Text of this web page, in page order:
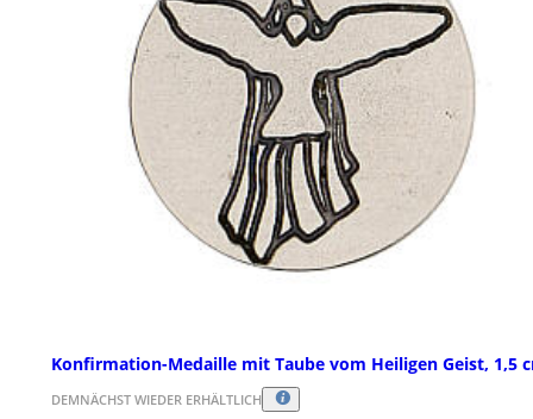
Konfirmation-Medaille mit Taube vom Heiligen Geist, 1,5
DEMNÄCHST WIEDER ERHÄLTLICH